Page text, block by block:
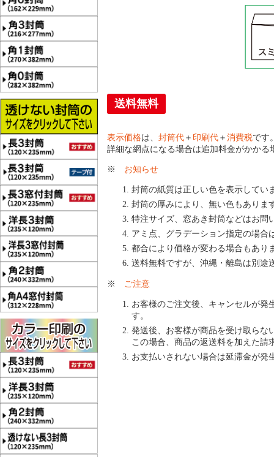
送料無料
表示価格は、 封筒代 ＋ 印刷代 ＋ 消費税です
詳細な網点になる場合は追加料金がかかる
※ お知らせ
封筒の紙質は正しい色を表示してい
封筒の厚みにより、無い色もありま
特注サイズ、窓あき封筒などはお問
アミ点、グラデーション指定の場合
都合により価格が変わる場合もあり
送料無料ですが、沖縄・離島は別途
※ ご注意
お客様のご注文後、キャンセルが発
す。
発送後、お客様が商品を受け取らな
この場合、商品の返送料を加えた請
お支払いされない場合は延滞金が発